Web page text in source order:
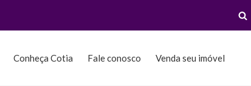
Conheça Cotia Fale conosco Venda seu imóvel